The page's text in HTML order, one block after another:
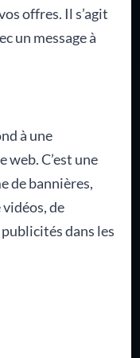
offres. Il s’agit
un message à
à une
web. C’est une
de bannières,
vidéos, de
dans les